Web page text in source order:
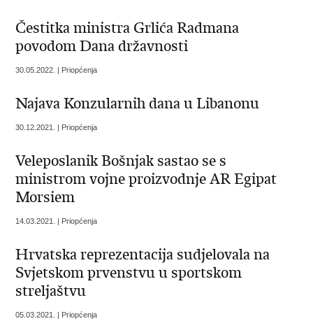
Čestitka ministra Grlića Radmana
povodom Dana državnosti
30.05.2022. | Priopćenja
Najava Konzularnih dana u Libanonu
30.12.2021. | Priopćenja
Veleposlanik Bošnjak sastao se s
ministrom vojne proizvodnje AR Egipat
Morsiem
14.03.2021. | Priopćenja
Hrvatska reprezentacija sudjelovala na
Svjetskom prvenstvu u sportskom
streljaštvu
05.03.2021. | Priopćenja